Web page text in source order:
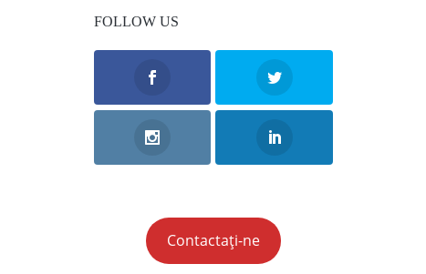
FOLLOW US
Contactați-ne